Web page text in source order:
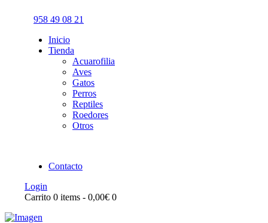
958 49 08 21
Inicio
Tienda
Acuarofilia
Aves
Gatos
Perros
Reptiles
Roedores
Otros
Contacto
Login
Carrito 0 items - 0,00€ 0